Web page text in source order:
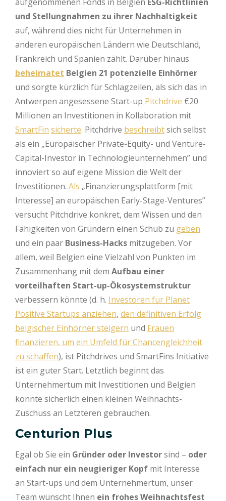
und Stellungnahmen zu ihrer Nachhaltigkeit
auf, während dies nicht für Unternehmen in
anderen europäischen Ländern wie Deutschland,
Frankreich und Spanien zählt. Darüber hinaus
beheimatet Belgien 21 potenzielle Einhörner
und sorgte kürzlich für Schlagzeilen, als sich das in
Antwerpen angesessene Start-up Pitchdrive €20
Millionen an Investitionen in Kollaboration mit
SmartFin sicherte. Pitchdrive beschreibtsich selbst
als ein „Europäischer Private-Equity- und Venture-
Capital-Investor in Technologieunternehmen” und
innoviert so auf eigene Mission die Welt der
Investitionen. Als „Finanzierungsplattform [mit
Interesse] an europäischen Early-Stage-Ventures”
versucht Pitchdrive konkret, dem Wissen und den
Fähigkeiten von Gründern einen Schub zu geben
und ein paar Business-Hacks mitzugeben. Vor
allem, weil Belgien eine Vielzahl von Punkten im
Zusammenhang mit dem Aufbau einer
vorteilhaften Start-up-Ökosystemstruktur
verbessern könnte (d. h. Investoren für Planet
Positive Startups anziehen, den definitiven Erfolg
belgischer Einhörner steigern und Frauen
finanzieren, um ein Umfeld für Chancengleichheit
zu schaffen), ist Pitchdrives und SmartFins Initiative
ist ein guter Start. Letztlich beginnt das
Unternehmertum mit Investitionen und Belgien
könnte sicherlich einen kleinen Weihnachts-
Zuschuss an Letzteren gebrauchen.
Centurion Plus
Egal ob Sie ein Gründer oder Investorsind – oder
einfach nur ein neugieriger Kopf mit Interesse
an Start-ups und dem Unternehmertum, unser
Team wünscht Ihnen ein frohes Weihnachtsfest